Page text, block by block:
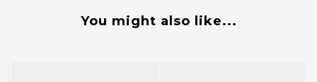
You might also like...